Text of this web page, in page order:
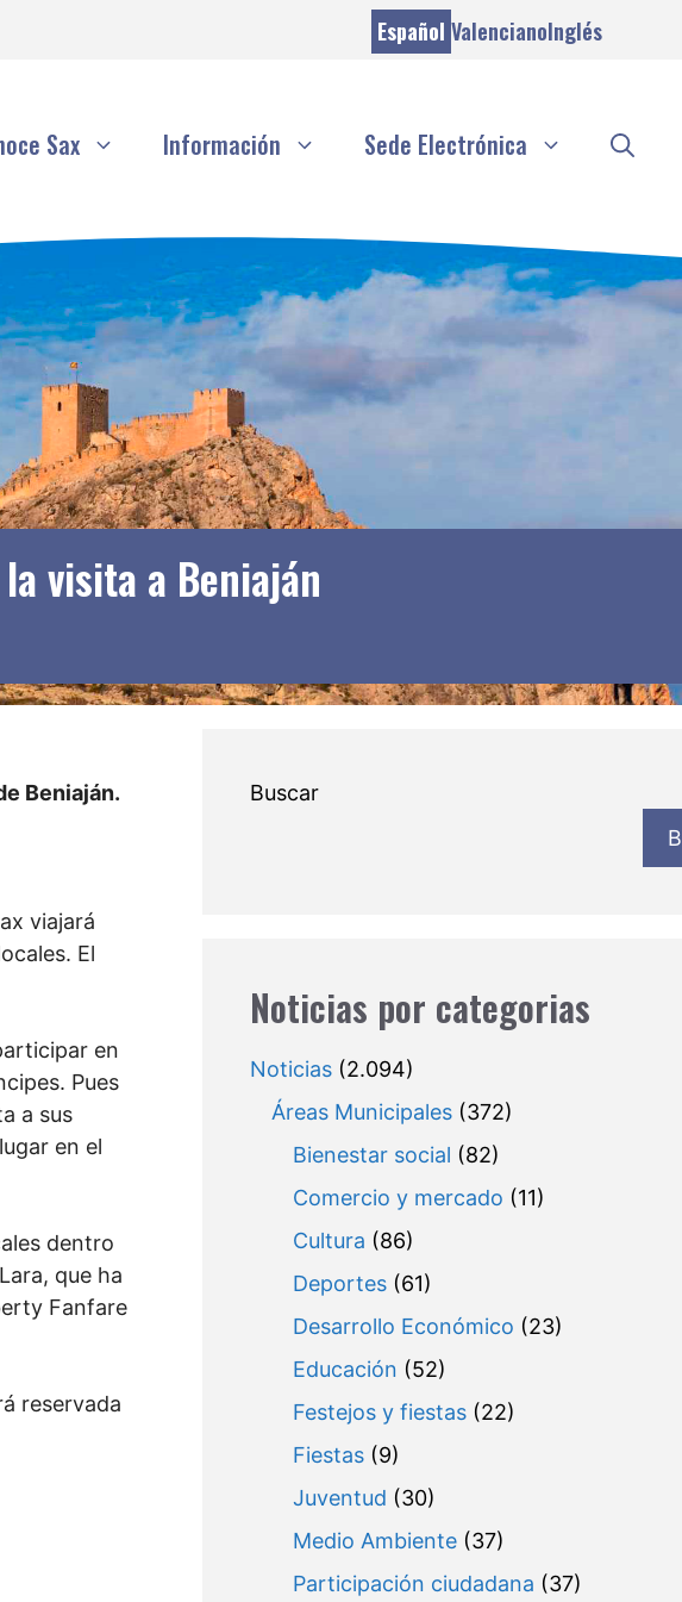
Español ValencianoInglés
Sax Información Sede Electrónica
visita a Beniaján
Beniaján.
viajará
El
en
Pues
a sus
en el
dentro
que ha
Fanfare
reservada
Buscar
Noticias por categorias
Noticias(2.094)
Áreas Municipales(372)
Bienestar social (82)
Comercio y mercado (11)
Cultura (86)
Deportes(61)
Desarrollo Económico (23)
Educación (52)
Festejos y fiestas(22)
Fiestas(9)
Juventud (30)
Medio Ambiente(37)
Participación ciudadana (37)